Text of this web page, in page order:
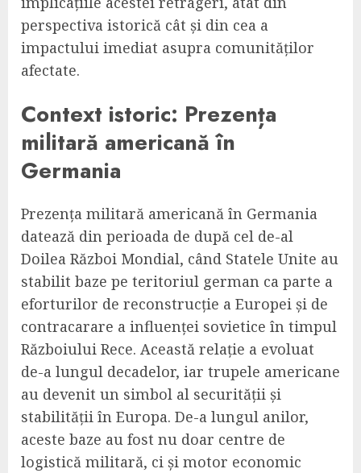
perspectiva istorică cât și din cea a
impactului imediat asupra comunităților
afectate.
Context istoric: Prezența
militară americană în
Germania
Prezența militară americană în Germania
datează din perioada de după cel de-al
Doilea Război Mondial, când Statele Unite au
stabilit baze pe teritoriul german ca parte a
eforturilor de reconstrucție a Europei și de
contracarare a influenței sovietice în timpul
Războiului Rece. Această relație a evoluat
de-a lungul decadelor, iar trupele americane
au devenit un simbol al securității și
stabilității în Europa. De-a lungul anilor,
aceste baze au fost nu doar centre de
logistică militară, ci și motor economic